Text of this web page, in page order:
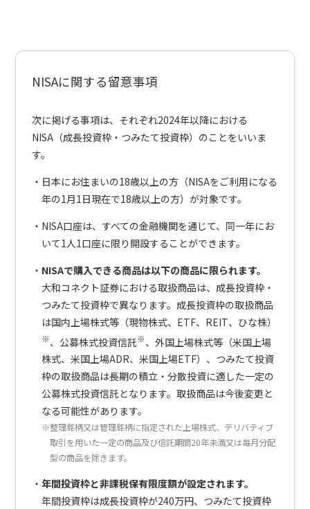
NISAに関する留意事項
次に掲げる事項は、それぞれ2024年以降における
NISA（成長投資枠・つみたて投資枠）のことをいいま
す。
日本にお住まいの18歳以上の方（NISAをご利用になる
年の1月1日現在で18歳以上の方）が対象です。
NISA口座は、すべての金融機関を通じて、同一年にお
いて1人1口座に限り開設することができます。
NISAで購入できる商品は以下の商品に限られます。
大和コネクト証券における取扱商品は、成長投資枠・
つみたて投資枠で異なります。成長投資枠の取扱商品
は国内上場株式等（現物株式、ETF、REIT、ひな株）
※、公募株式投資信託※、外国上場株式等（米国上場
株式、米国上場ADR、米国上場ETF）、つみたて投資
枠の取扱商品は長期の積立・分散投資に適した一定の
公募株式投資信託となります。取扱商品は今後変更と
なる可能性があります。
※整理銘柄又は管理銘柄に指定された上場株式、デリバティブ
取引を用いた一定の商品及び信託期間20年未満又は毎月分配
型の商品を除きます。
年間投資枠と非課税保有限度額が設定されます。
年間投資枠は成長投資枠が240万円、つみたて投資枠